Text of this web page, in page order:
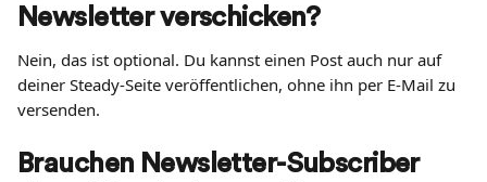
Newsletter verschicken?
Nein, das ist optional. Du kannst einen Post auch nur auf
deiner Steady-Seite veröffentlichen, ohne ihn per E-Mail zu
versenden.
Brauchen Newsletter-Subscriber